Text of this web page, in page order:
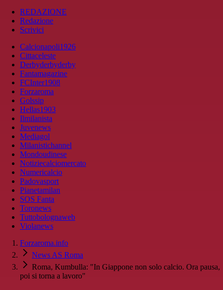
REDAZIONE
Redazione
Scrivici
Calcionapoli1926
Cittaceleste
Derbyderbyderby
Fantamagazine
FCInter1908
Forzaroma
Golssip
Hellas1903
Ilmilanista
Juvenews
Mediagol
Milanistichannel
Mondoudinese
Notiziecalciomercato
Numericalcio
Padovasport
Pianetamilan
SOS Fanta
Toronews
Tuttobolognaweb
Violanews
Forzaroma.info
News AS Roma
Roma, Kumbulla: "In Giappone non solo calcio. Ora pausa,
poi si torna a lavoro"